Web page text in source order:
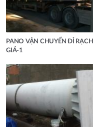
PANO VẬN CHUYỂN ĐỈ RẠCH
GIÁ-1